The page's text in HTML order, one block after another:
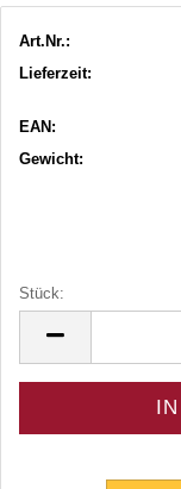
Art.Nr.:
Lieferzeit:
EAN:
Gewicht:
Stück: